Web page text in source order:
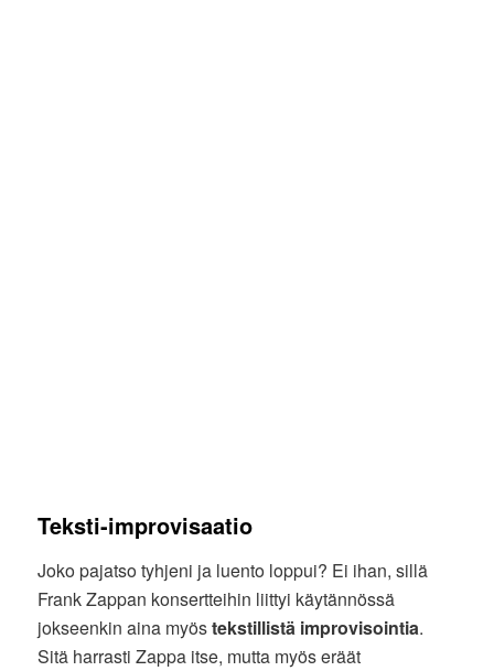
Teksti-improvisaatio
Joko pajatso tyhjeni ja luento loppui? Ei ihan, sillä
Frank Zappan konsertteihin liittyi käytännössä
jokseenkin aina myöstekstillistä improvisointia.
Sitä harrasti Zappa itse, mutta myös eräät